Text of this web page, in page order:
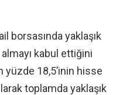
borsasında yaklaşık
kabul ettiğini
yüzde 18,5’inin hisse
toplamda yaklaşık